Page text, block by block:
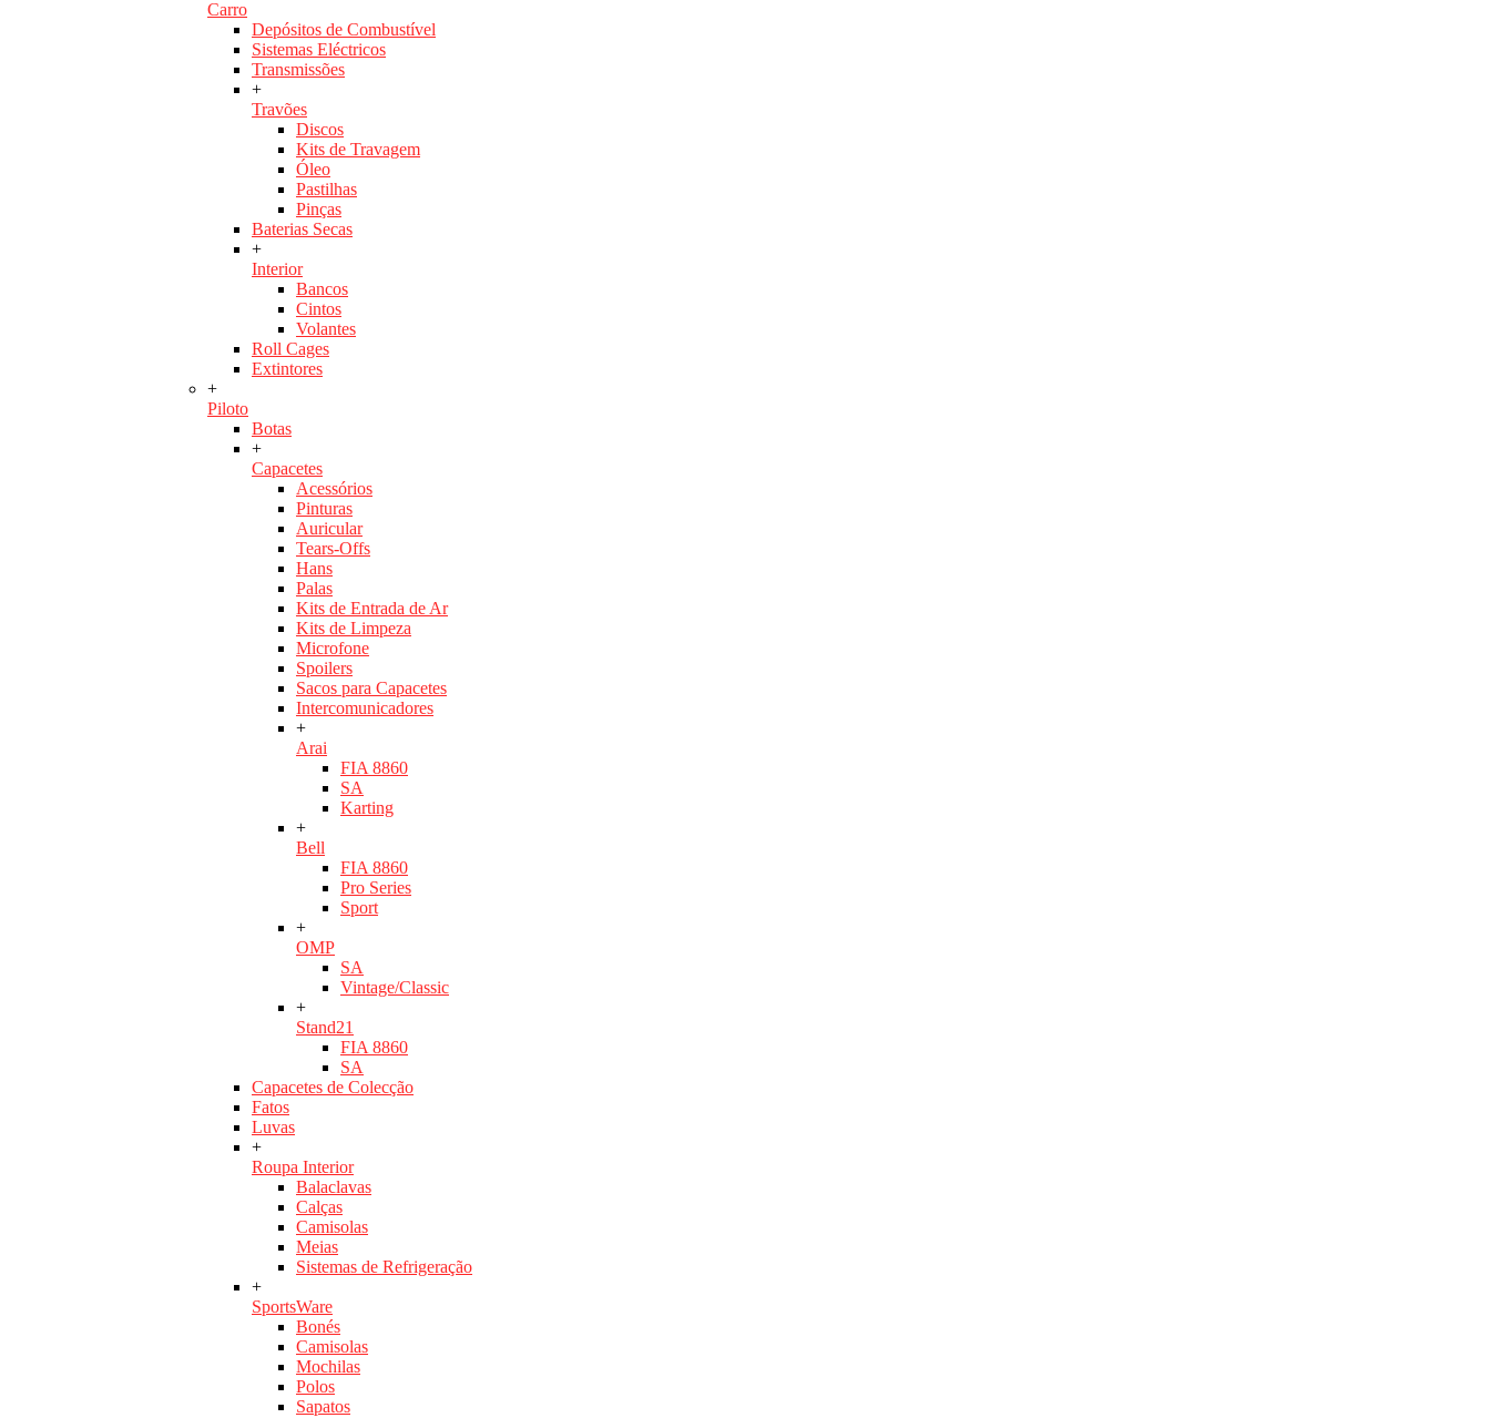
Carro
Depósitos de Combustível
Sistemas Eléctricos
Transmissões
+
Travões
Discos
Kits de Travagem
Óleo
Pastilhas
Pinças
Baterias Secas
+
Interior
Bancos
Cintos
Volantes
Roll Cages
Extintores
+
Piloto
Botas
+
Capacetes
Acessórios
Pinturas
Auricular
Tears-Offs
Hans
Palas
Kits de Entrada de Ar
Kits de Limpeza
Microfone
Spoilers
Sacos para Capacetes
Intercomunicadores
+
Arai
FIA 8860
SA
Karting
+
Bell
FIA 8860
Pro Series
Sport
+
OMP
SA
Vintage/Classic
+
Stand21
FIA 8860
SA
Capacetes de Colecção
Fatos
Luvas
+
Roupa Interior
Balaclavas
Calças
Camisolas
Meias
Sistemas de Refrigeração
+
SportsWare
Bonés
Camisolas
Mochilas
Polos
Sapatos